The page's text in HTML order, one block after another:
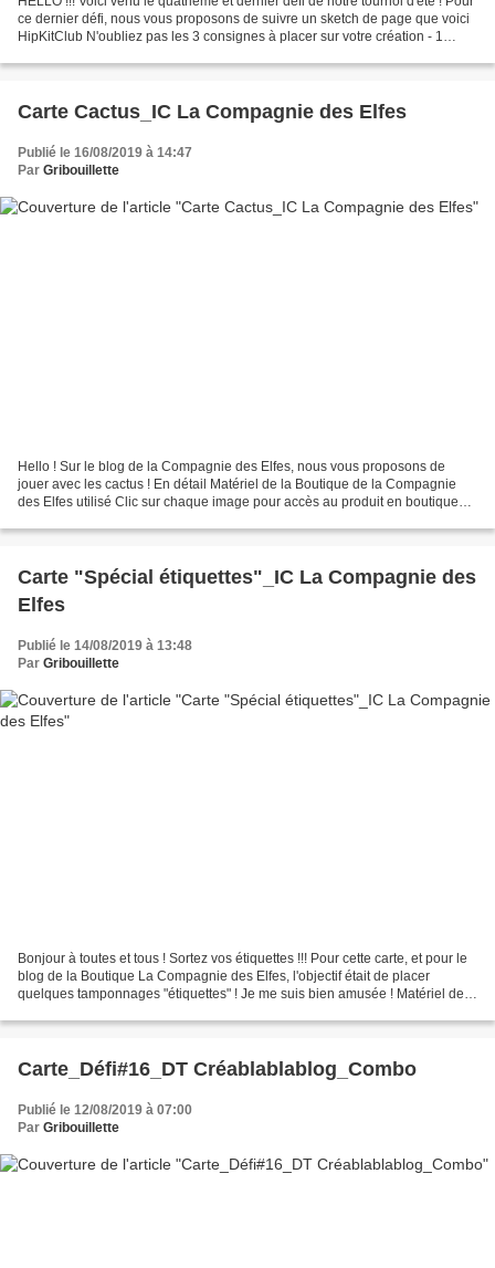
ce dernier défi, nous vous proposons de suivre un sketch de page que voici
HipKitClub N'oubliez pas les 3 consignes à placer sur votre création - 1
Carte Cactus_IC La Compagnie des Elfes
Publié le 16/08/2019 à 14:47
Par Gribouillette
Hello ! Sur le blog de la Compagnie des Elfes, nous vous proposons de
jouer avec les cactus ! En détail Matériel de la Boutique de la Compagnie
des Elfes utilisé Clic sur chaque image pour accès au produit en boutique
Carte "Spécial étiquettes"_IC La Compagnie des
Elfes
Publié le 14/08/2019 à 13:48
Par Gribouillette
Bonjour à toutes et tous ! Sortez vos étiquettes !!! Pour cette carte, et pour le
blog de la Boutique La Compagnie des Elfes, l'objectif était de placer
quelques tamponnages "étiquettes" ! Je me suis bien amusée ! Matériel de
Carte_Défi#16_DT Créablablablog_Combo
Publié le 12/08/2019 à 07:00
Par Gribouillette